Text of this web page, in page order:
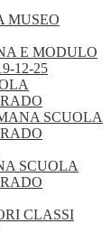
MUSEO
E MODULO
12-25
SCUOLA
SCUOLA
CLASSI